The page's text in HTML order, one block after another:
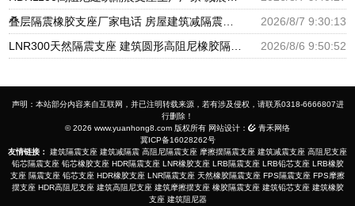
2026/8/7 9:30:13
2026/8/6 9:50:52
声明：本站部分内容来自互联网，并已注明转载来源，若有涉及侵权，请联系0318-6666807进
行删除！
© 2026 www.yuanhong8.com 版权所有 网站设计：
青禾网络
冀ICP备16028262号
友情链接：
建筑隔震支座 建筑减隔震 高阻尼隔震支座 摩擦摆隔震支座 建筑减震支座 高阻尼支座
铅芯隔震支座 铅芯橡胶支座 HDR隔震支座 LNR橡胶支座 LRB隔震支座 LRB铅芯支座 LRB橡胶
支座 隔震支座 铅芯支座 HDR橡胶支座 LNR隔震支座 天然橡胶隔震支座 FPS隔震支座 FPS摩擦
摆支座 HDR高阻尼支座 建筑高阻尼支座 建筑摩擦摆支座 橡胶隔震支座 建筑铅芯支座 建筑橡胶
支座 建筑阻尼器